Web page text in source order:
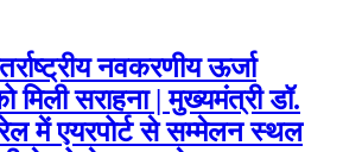
नवकरणीय ऊर्जा
सराहना | मुख्यमंत्री डॉ.
रेल में एयरपोर्ट से सम्मेलन स्थल